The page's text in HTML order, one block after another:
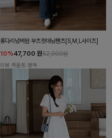
롱다리넘버원 부츠컷데님팬츠[S,M,L사이즈]
10%47,700 원52,900원
리뷰 카운트 영역